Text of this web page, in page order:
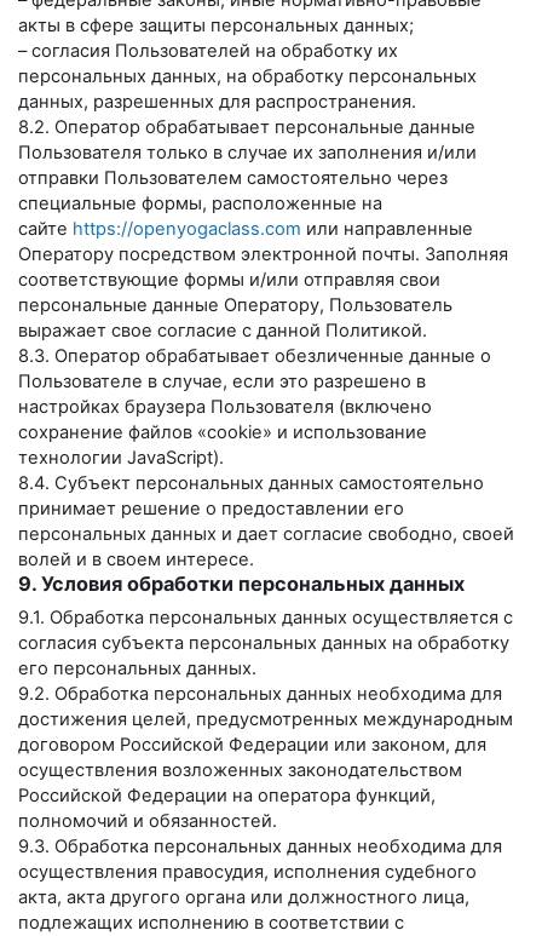
акты в сфере защиты персональных данных;
– согласия Пользователей на обработку их
персональных данных, на обработку персональных
данных, разрешенных для распространения.
8.2. Оператор обрабатывает персональные данные
Пользователя только в случае их заполнения и/или
отправки Пользователем самостоятельно через
специальные формы, расположенные на
сайте https://openyogaclass.com или направленные
Оператору посредством электронной почты. Заполняя
соответствующие формы и/или отправляя свои
персональные данные Оператору, Пользователь
выражает свое согласие с данной Политикой.
8.3. Оператор обрабатывает обезличенные данные о
Пользователе в случае, если это разрешено в
настройках браузера Пользователя (включено
сохранение файлов «cookie» и использование
технологии JavaScript).
8.4. Субъект персональных данных самостоятельно
принимает решение о предоставлении его
персональных данных и дает согласие свободно, своей
волей и в своем интересе.
9. Условия обработки персональных данных
9.1. Обработка персональных данных осуществляется с
согласия субъекта персональных данных на обработку
его персональных данных.
9.2. Обработка персональных данных необходима для
достижения целей, предусмотренных международным
договором Российской Федерации или законом, для
осуществления возложенных законодательством
Российской Федерации на оператора функций,
полномочий и обязанностей.
9.3. Обработка персональных данных необходима для
осуществления правосудия, исполнения судебного
акта, акта другого органа или должностного лица,
подлежащих исполнению в соответствии с